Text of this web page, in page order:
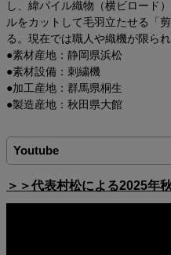
し、緯パイル織物（横ビロード
ルをカットして毛羽立たせる「
る。現在では職人や織機が限ら
●素材産地：静岡県浜松
●素材設備：刺繍機
●加工産地：群馬県桐生
●製造産地：秋田県大館
Youtube
＞＞代表村松による2025年